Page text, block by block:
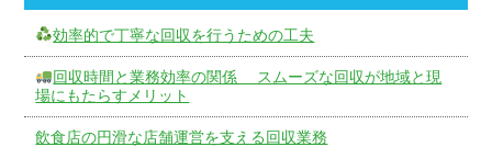
効率的で丁寧な回収を行うための工夫
回収時間と業務効率の関係 スムーズな回収が地域と現
場にもたらすメリット
飲食店の円滑な店舗運営を支える回収業務